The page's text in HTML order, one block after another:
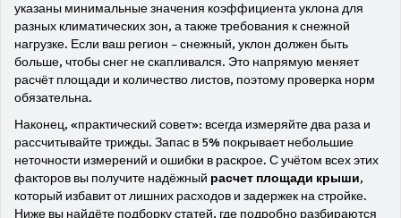
указаны минимальные значения коэффициента уклона для
разных климатических зон, а также требования к снежной
нагрузке. Если ваш регион – снежный, уклон должен быть
больше, чтобы снег не скапливался. Это напрямую меняет
расчёт площади и количество листов, поэтому проверка норм
обязательна.
Наконец, «практический совет»: всегда измеряйте два раза и
рассчитывайте трижды. Запас в 5% покрывает небольшие
неточности измерений и ошибки в раскрое. С учётом всех этих
факторов вы получите надёжный расчет площади крыши,
который избавит от лишних расходов и задержек на стройке.
Ниже вы найдёте подборку статей, где подробно разбираются